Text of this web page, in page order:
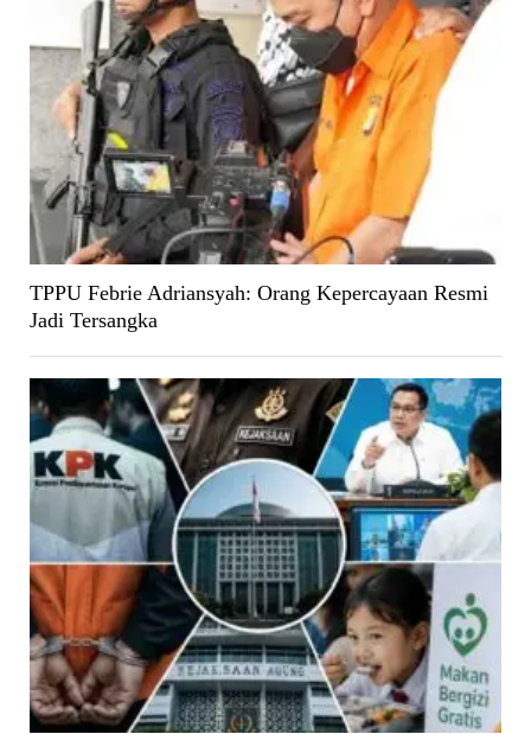
TPPU Febrie Adriansyah: Orang Kepercayaan Resmi
Jadi Tersangka